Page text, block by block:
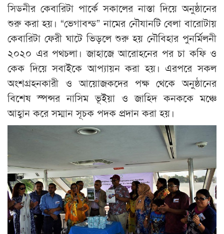
সিডনীর কেবারিটা পার্কে সকালের নাস্তা দিয়ে অনুষ্ঠানের
শুরু করা হয়। “ভেগাবন্ড” নামের নৌযানটি বেলা বারোটায়
কেবারিটা ফেরী ঘাটে ভিড়লে শুরু হয় নৌবিহার পুনর্মিলনী
২০২০ এর পথচলা। জাহাজে আরোহনের পর চা কফি ও
কেক দিয়ে সবাইকে আপ্যায়ন করা হয়। এরপরে সকল
অংশগ্রহনকারী ও আয়োজকদের পক্ষ থেকে অনুষ্ঠানের
বিশেষ স্পন্সর নাসিম ভূইয়া ও জাহিদ কনককে মঞ্চে
আহ্বান করে সম্মান সূচক পদক প্রদান করা হয়।